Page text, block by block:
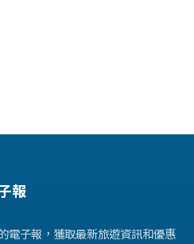
報
電子報，獲取最新旅遊資訊和優惠